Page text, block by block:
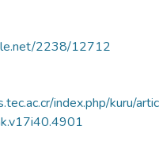
2238/12712
index.php/kuru/